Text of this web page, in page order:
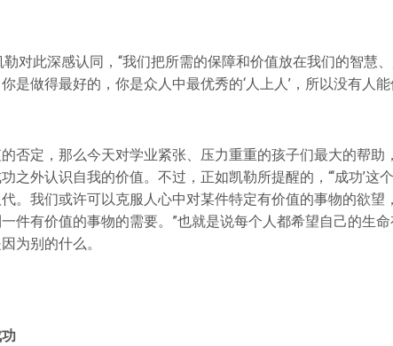
勒对此深感认同，“我们把所需的保障和价值放在我们的智慧、
是做得最好的，你是众人中最优秀的‘人上人’，所以没有人
否定，那么今天对学业紧张、压力重重的孩子们最大的帮助
之外认识自我的价值。不过，正如凯勒所提醒的，“‘成功’这
。我们或许可以克服人心中对某件特定有价值的事物的欲望
件有价值的事物的需要。”也就是说每个人都希望自己的生
为别的什么。